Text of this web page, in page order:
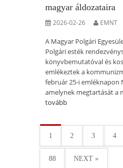
magyar áldozataira
2026-02-26 EMNT
A Magyar Polgári
Polgári esték
könyvbemutatóval és
emlékeztek a
február 25-i emléknapon
amelynek megtartását a
tovább
1 2 3 4
88 NEXT »